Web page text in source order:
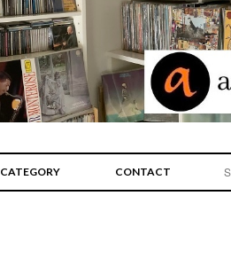
CATEGORY CONTACT